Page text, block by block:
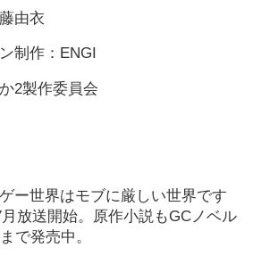
由衣
制作：ENGI
2製作委員会
ー世界はモブに厳しい世界です
放送開始。原作小説もGCノベル
で発売中。